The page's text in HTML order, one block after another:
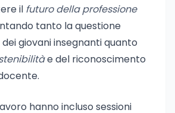
il futuro della professione
tanto la questione
giovani insegnanti quanto
e del riconoscimento
hanno incluso sessioni